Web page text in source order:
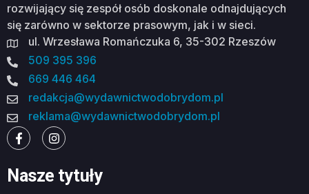
rozwijający się zespół osób doskonale odnajdujących
się zarówno w sektorze prasowym, jak i w sieci.
ul. Wrzesława Romańczuka 6, 35-302 Rzeszów
509 395 396
669 446 464
redakcja@wydawnictwodobrydom.pl
reklama@wydawnictwodobrydom.pl
Nasze tytuły